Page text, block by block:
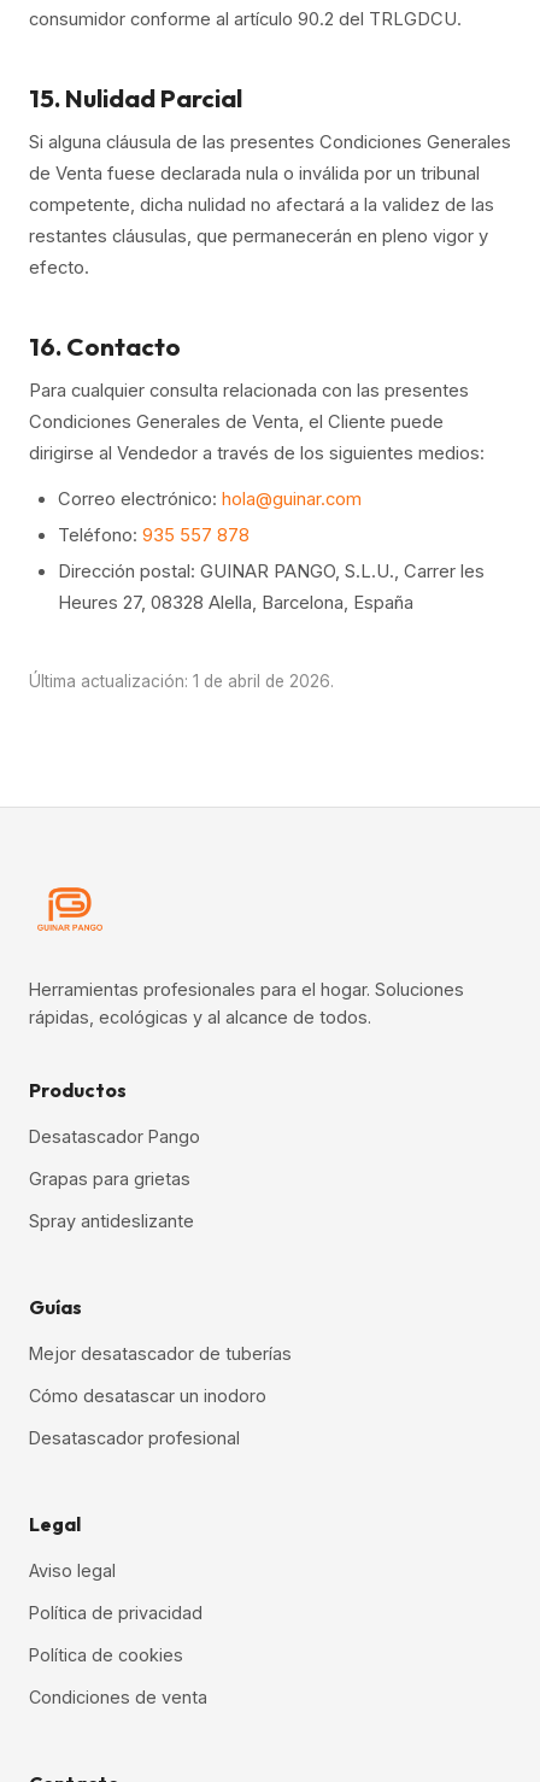
consumidor conforme al artículo 90.2 del TRLGDCU.
15. Nulidad Parcial
Si alguna cláusula de las presentes Condiciones Generales
de Venta fuese declarada nula o inválida por un tribunal
competente, dicha nulidad no afectará a la validez de las
restantes cláusulas, que permanecerán en pleno vigor y
efecto.
16. Contacto
Para cualquier consulta relacionada con las presentes
Condiciones Generales de Venta, el Cliente puede
dirigirse al Vendedor a través de los siguientes medios:
Correo electrónico: hola@guinar.com
Teléfono: 935 557 878
Dirección postal: GUINAR PANGO, S.L.U., Carrer les
Heures 27, 08328 Alella, Barcelona, España
Última actualización: 1 de abril de 2026.
Herramientas profesionales para el hogar. Soluciones
rápidas, ecológicas y al alcance de todos.
Productos
Desatascador Pango
Grapas para grietas
Spray antideslizante
Guías
Mejor desatascador de tuberías
Cómo desatascar un inodoro
Desatascador profesional
Legal
Aviso legal
Política de privacidad
Política de cookies
Condiciones de venta